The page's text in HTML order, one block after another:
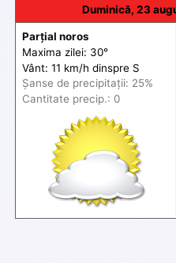
Duminică, 23
Parțial noros
Maxima zilei: 30°
Vânt: 11 km/h dinspre S
Șanse de precipitații: 25%
Cantitate precip.: 0